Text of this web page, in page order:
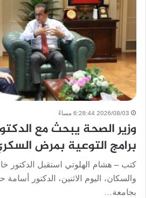
2026/08/03 6:28:44 مساءً
وزير الصحة يبحث مع
برامج التوعية بمرض
كتب – هشام الهلوتي استقبل الدكتور
والسكان، اليوم الاثنين، الدكتور
بجامعة…